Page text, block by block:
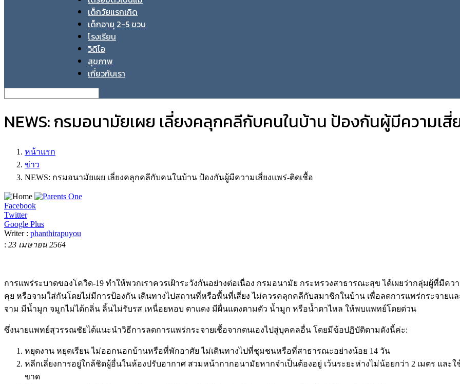
เด็กวัยแรกเกิด
เด็กอายุ 2-5 ขวบ
โรงเรียน
วิดิโอ
สุขภาพ
เกี่ยวกับเรา
NEWS: กรมอนามัยเผย เลี่ยงคลุกคลีกับคนในบ้าน ป้องกันผู้มีความเ
หน้าแรก
ข่าว
NEWS: กรมอนามัยเผย เลี่ยงคลุกคลีกับคนในบ้าน ป้องกันผู้มีความเสี่ยงแพร่-ติดเชื้อ
Facebook
Twitter
Google Plus
Writer : phanthirapuyou
: 23 เมษายน 2564
การแพร่ระบาดของโควิด-19 ทำให้พวกเราควรเฝ้าระวังกันอย่างต่อเนื่อง กรมอนามัย กระทรวงสาธารณะสุข ได้เผยว่ากลุ่มผู้ที่มี
คุย หรือจามใส่กันโดยไม่มีการป้องกัน เดินทางไปสถานที่หรือพื้นที่เสี่ยง ไม่ควรคลุกคลีกับสมาชิกในบ้าน เพื่อลดการแพร่กระจายแ
จาม มีน้ำมูก จมูกไม่ได้กลิ่น ลิ้นไม่รับรส เหนื่อยหอบ ตาแดง มีผื่นแดงตามตัว น้ำมูก หรือน้ำตาไหล ให้พบแพทย์โดยด่วน
ซึ่งนายแพทย์สุวรรณชัยได้แนะนำวิธีการลดการแพร่กระจายเชื้อจากตนเองไปสู่บุคคลอื่น โดยมีข้อปฏิบัติตามดังนี้ค่ะ:
หยุดงาน หยุดเรียน ไม่ออกนอกบ้านหรือที่พักอาศัย ไม่เดินทางไปที่ชุมชนหรือที่สาธารณะอย่างน้อย 14 วัน
หลีกเลี่ยงการอยู่ใกล้ชิดผู้อื่นในห้องปรับอากาศ สวมหน้ากากอนามัยหากจำเป็นต้องอยู่ เว้นระยะห่างไม่น้อยกว่า 2 เมตร และใ
ขาด